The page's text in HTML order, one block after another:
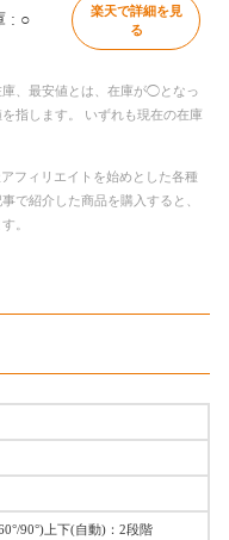
: ○
楽天で詳細を見
る
、最安値とは、在庫が◯となっ
指します。 いずれも現在の在庫
フィリエイトを始めとした各種
で紹介した商品を購入すると、
。
90°)上下(自動)：2段階